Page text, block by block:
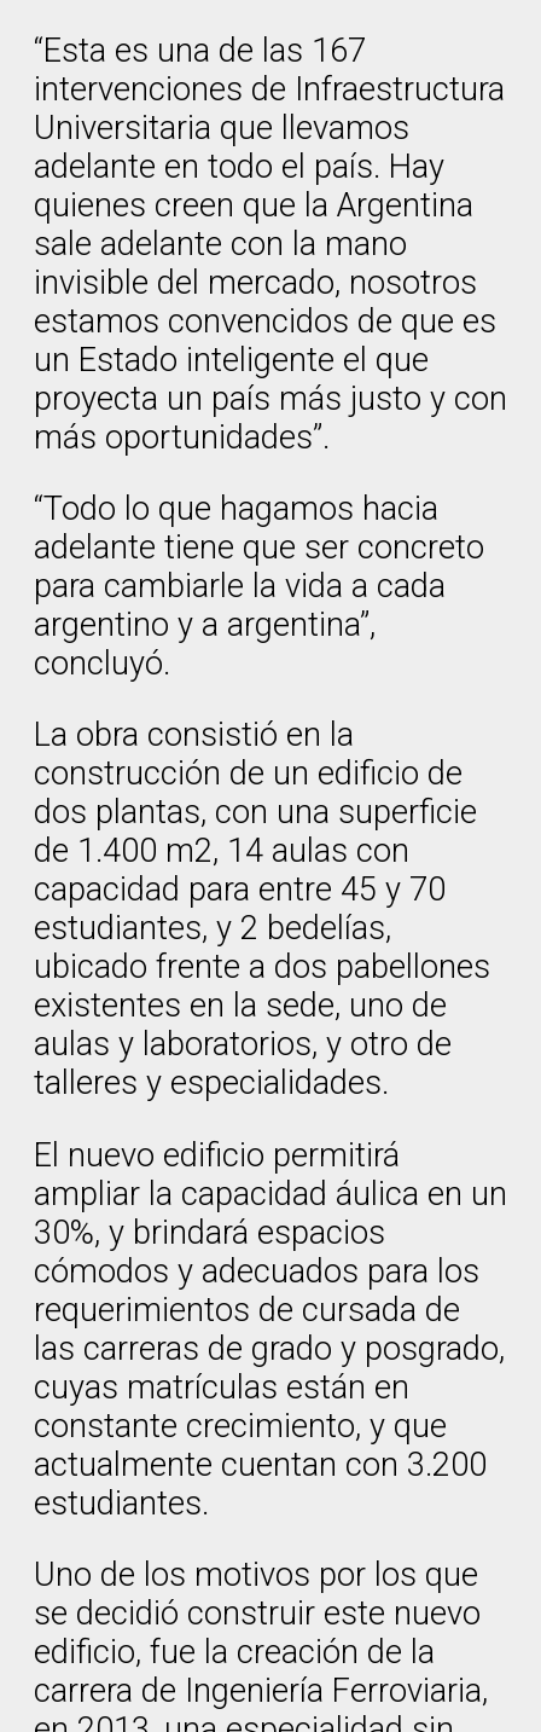
“Esta es una de las 167
intervenciones de Infraestructura
Universitaria que llevamos
adelante en todo el país. Hay
quienes creen que la Argentina
sale adelante con la mano
invisible del mercado, nosotros
estamos convencidos de que es
un Estado inteligente el que
proyecta un país más justo y con
más oportunidades”.
“Todo lo que hagamos hacia
adelante tiene que ser concreto
para cambiarle la vida a cada
argentino y a argentina”,
concluyó.
La obra consistió en la
construcción de un edificio de
dos plantas, con una superficie
de 1.400 m2, 14 aulas con
capacidad para entre 45 y 70
estudiantes, y 2 bedelías,
ubicado frente a dos pabellones
existentes en la sede, uno de
aulas y laboratorios, y otro de
talleres y especialidades.
El nuevo edificio permitirá
ampliar la capacidad áulica en un
30%, y brindará espacios
cómodos y adecuados para los
requerimientos de cursada de
las carreras de grado y posgrado,
cuyas matrículas están en
constante crecimiento, y que
actualmente cuentan con 3.200
estudiantes.
Uno de los motivos por los que
se decidió construir este nuevo
edificio, fue la creación de la
carrera de Ingeniería Ferroviaria,